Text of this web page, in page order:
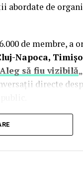
abordate de
de membre, a
Napoca,
să fiu vizibilă„
directe
fotografi
a venit cu 18
și de